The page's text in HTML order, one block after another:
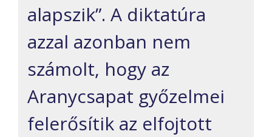
alapszik”. A diktatúra
azzal azonban nem
számolt, hogy az
Aranycsapat győzelmei
felerősítik az elfojtott